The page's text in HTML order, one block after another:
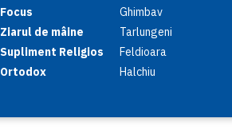
Focus
Ziarul de mâine
Supliment Religios
Ortodox
Ghimbav
Tarlungeni
Feldioara
Halchiu